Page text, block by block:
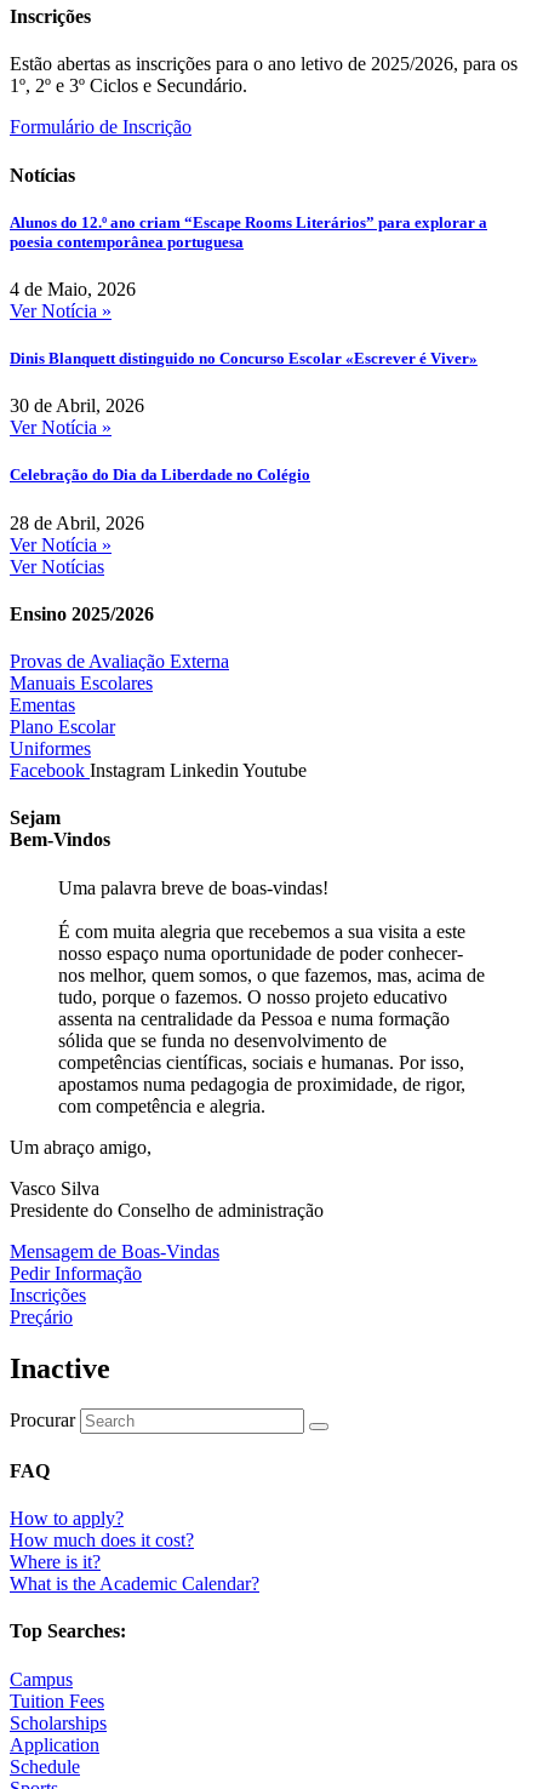
Inscrições
Estão abertas as inscrições para o ano letivo de 2025/2026, para os
1º, 2º e 3º Ciclos e Secundário.
Formulário de Inscrição
Notícias
Alunos do 12.º ano criam “Escape Rooms Literários” para explorar a
poesia contemporânea portuguesa
4 de Maio, 2026
Ver Notícia »
Dinis Blanquett distinguido no Concurso Escolar «Escrever é Viver»
30 de Abril, 2026
Ver Notícia »
Celebração do Dia da Liberdade no Colégio
28 de Abril, 2026
Ver Notícia »
Ver Notícias
Ensino 2025/2026
Provas de Avaliação Externa
Manuais Escolares
Ementas
Plano Escolar
Uniformes
Facebook Instagram Linkedin Youtube
Sejam
Bem-Vindos
Uma palavra breve de boas-vindas!
É com muita alegria que recebemos a sua visita a este
nosso espaço numa oportunidade de poder conhecer-
nos melhor, quem somos, o que fazemos, mas, acima de
tudo, porque o fazemos. O nosso projeto educativo
assenta na centralidade da Pessoa e numa formação
sólida que se funda no desenvolvimento de
competências científicas, sociais e humanas. Por isso,
apostamos numa pedagogia de proximidade, de rigor,
com competência e alegria.
Um abraço amigo,
Vasco Silva
Presidente do Conselho de administração
Mensagem de Boas-Vindas
Pedir Informação
Inscrições
Preçário
Inactive
Procurar
FAQ
How to apply?
How much does it cost?
Where is it?
What is the Academic Calendar?
Top Searches:
Campus
Tuition Fees
Scholarships
Application
Schedule